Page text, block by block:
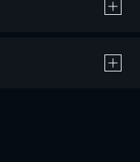
による作品の購入 / レンタルです。
ルは、20％のポイント還元です。